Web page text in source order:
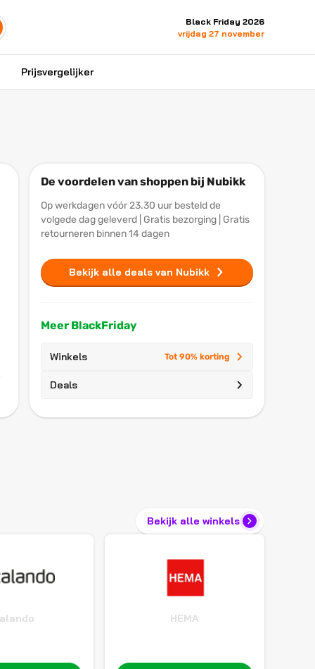
Black Friday 2026
vrijdag 27 november
Prijsvergelijker
De voordelen van shoppen bij Nubikk
Op werkdagen vóór 23.30 uur besteld de
volgede dag geleverd | Gratis bezorging | Gratis
retourneren binnen 14 dagen
Bekijk alle deals van Nubikk
Meer BlackFriday
Winkels Tot 90% korting
Deals
Bekijk alle winkels
HEMA